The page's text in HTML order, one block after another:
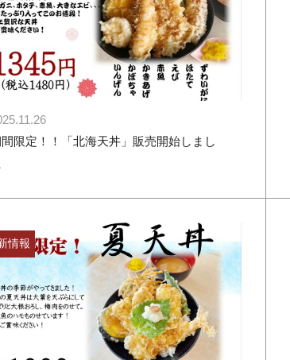
限定！！「北海天丼」販売開始しまし
情報